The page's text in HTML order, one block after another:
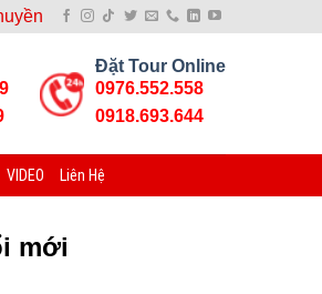
Đặt Tour Online
0976.552.558
0918.693.644
VIDEO Liên Hệ
mới